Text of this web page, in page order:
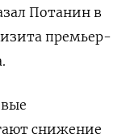
Потанин в
премьер-
снижение